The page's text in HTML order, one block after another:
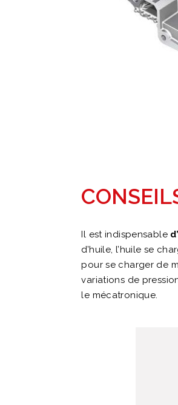
Il est indispensable
d’huile, l’huile se
pour se charger de
variations de
le mécatronique.